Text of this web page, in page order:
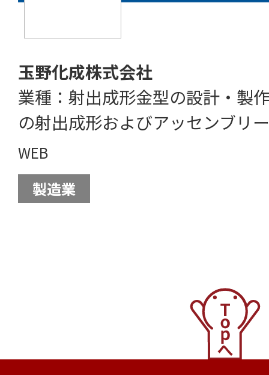
玉野化成株式会社
業種：射出成形金型の設計・製
の射出成形およびアッセンブリー
WEB
製造業